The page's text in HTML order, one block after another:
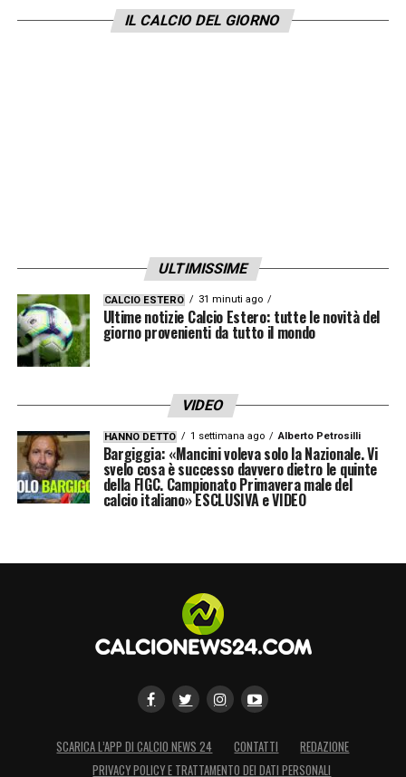
IL CALCIO DEL GIORNO
ULTIMISSIME
CALCIO ESTERO 31 minuti ago
Ultime notizie Calcio Estero: tutte le novità del
giorno provenienti da tutto il mondo
VIDEO
HANNO DETTO 1 settimana ago Alberto Petrosilli
Bargiggia: «Mancini voleva solo la Nazionale. Vi
svelo cosa è successo davvero dietro le quinte
della FIGC. Campionato Primavera male del
calcio italiano» ESCLUSIVA e VIDEO
SCARICA L’APP DI CALCIO NEWS 24 CONTATTI
REDAZIONE
PRIVACY POLICY E TRATTAMENTO DEI DATI PERSONALI